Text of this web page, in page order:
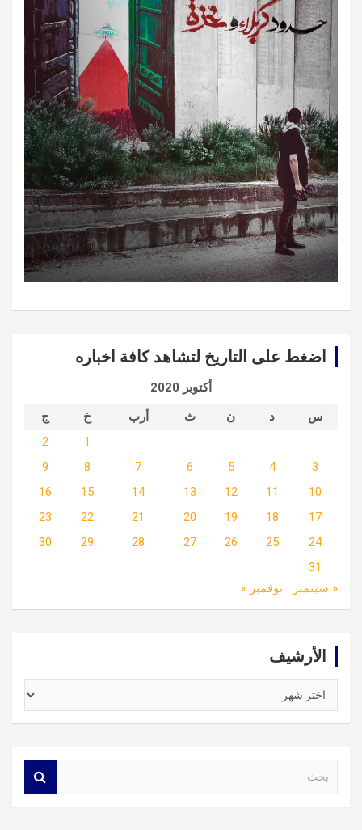
اضغط على التاريخ لتشاهد كافة اخباره
أكتوبر 2020
س
د ن ث أرب خ
ج
1
2
3
4
5
6
7
8
9
10
11
12
13
14
15
16
17
18
19
20
21
22
23
24
25
26
27
28
29
30
31
« سبتمبر
نوفمبر »
الأرشيف